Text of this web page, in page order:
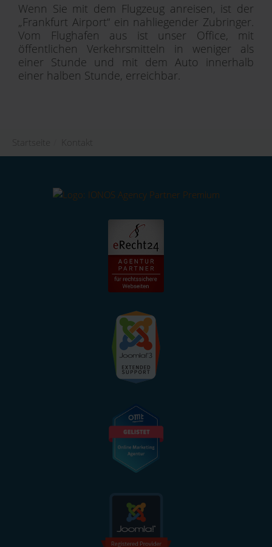
Wenn Sie mit dem Flugzeug anreisen, ist der
„Frankfurt Airport“ ein nahliegender Zubringer.
Vom Flughafen aus ist unser Office, mit
öffentlichen Verkehrsmitteln in weniger als
einer Stunde und mit dem Auto innerhalb
einer halben Stunde, erreichbar.
Startseite Kontakt